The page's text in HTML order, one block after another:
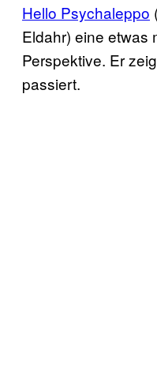
Hello Psychaleppo
Eldahr) eine etwas
Perspektive. Er
passiert.